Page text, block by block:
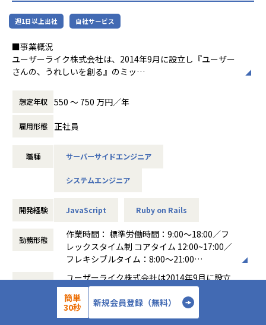
調整面、技術面、得意な部分を活かした上流工程を進めてく
ださい。
へとアサインします。
■プロジェクトについて
戦略立案〜企画〜設計〜開発〜保守運用、ワンストップでソ
規模は1億円以上の大規模案件から、数百万〜数千万円規模
・役割
・チームメンバー（外注含む）進捗管理、課題管理、課題
・要件定義（ビジネス及び業務要件の把握と機能要件への
翻訳、要件の優先順位付けなど）の実施及び顧客折衝
・基本設計（DB設計、運用設計、移行設計、試験設計な
ど）の実施及びレビュー
・開発フェーズにおける進捗管理と品質管理・発生した問
題に対する対応と解決
・試験フェーズにおける試験計画の策定、不具合の分析と
週1日以上出社 自社サービス
■事業概況
ユーザーライク株式会社は、2014年9月に設立し『ユーザー
さんの、うれしいを創る』のミッ
ランドをローンチしました。
日常の中に、「ちょっと嬉しくなれる瞬間」を創れるサービ
スを、花に限らず、様々な領域で展
開して行きたいと考えています。
ており、「花のサブスクリプション」
これまでに、ブランド全体で累計会員数は35万以上となり、
を超えております。
花業界が抱える、花のロス課題に対し、独自の「ブルーミー
規格」によって流通構造から変
革し、業界全体を巻き込むサステナブルな仕組みへと発展さ
今後はノウハウを活かし、ギフト領域などへ拡大していき、
花だけではなく「日常に嬉しい瞬
間が増える世界」を実現していきます。
私たちは、ブルーミーブランドの成長が、日本をより華やか
想定年収 550 〜 750 万円／年
雇用形態 正社員
職種 サーバーサイドエンジニア
システムエンジニア
開発経験 JavaScript Ruby on Rails
勤務形態
作業時間： 標準労働時間：9:00～18:00／フ
レックスタイム制 コアタイム 12:00~17:00／
フレキシブルタイム：8:00～21:00
働き方：
フレックス制（コアタイムあり）
時間外労働の有無： 有（月平均10時間）
休憩時間： 60分
企業概要
ユーザーライク株式会社は2014年9月に設立
しました。その後、2016年6月に現在のお花
の定期便サービス「ブルーミー(bloomee)」
をローンチし、2022年1月時点で、会員数10
簡単
30秒
新規会員登録（無料）